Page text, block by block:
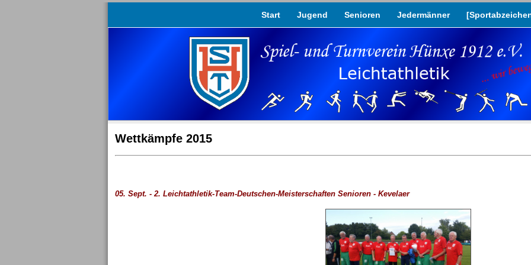
Start Jugend Senioren Jedermänner
Wettkämpfe 2015
05. Sept. - 2. Leichtathletik-Team-Deutschen-Meisterschaften Senioren - Kevelaer